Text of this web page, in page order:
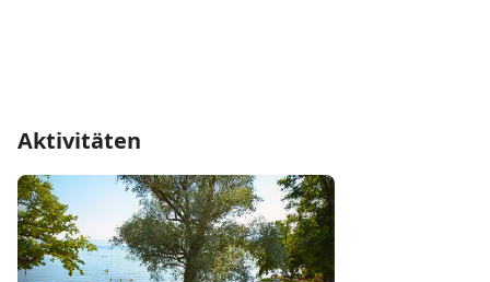
Aktivitäten